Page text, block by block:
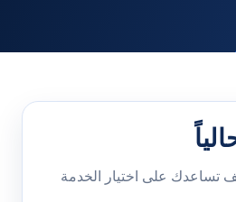
تساعدك على اختيار الخدمة